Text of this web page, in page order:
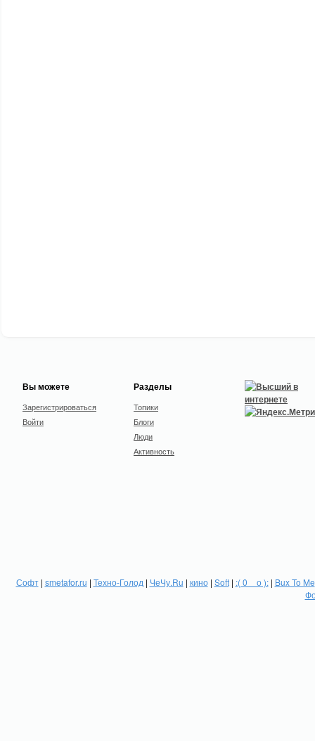
Вы можете
Зарегистрироваться
Войти
Разделы
Топики
Блоги
Люди
Активность
Софт| smetafor.ru | Техно-Голод | ЧеЧу.Ru | кино| Soft| :( 0 _ о ):| Bux To Me